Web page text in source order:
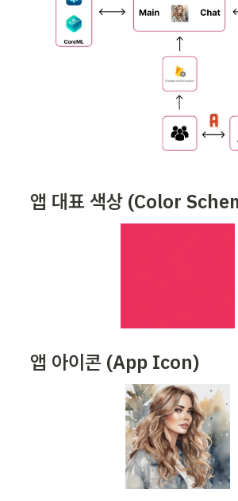
앱 대표 색상 (Color
앱 아이콘 (App Icon)